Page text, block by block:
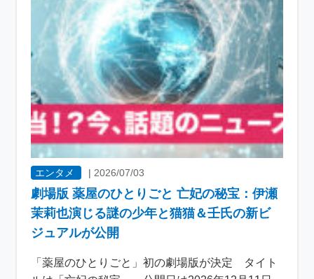
エンタメ | 2026/07/03
劇場版 薬屋のひとりごと 亡妃の秘宝：伊瀬
茉莉也演じる謎の少年と猫猫＆壬氏の新ビ
ジュアルが公開
「薬屋のひとりごと」初の劇場版が決定 タイト